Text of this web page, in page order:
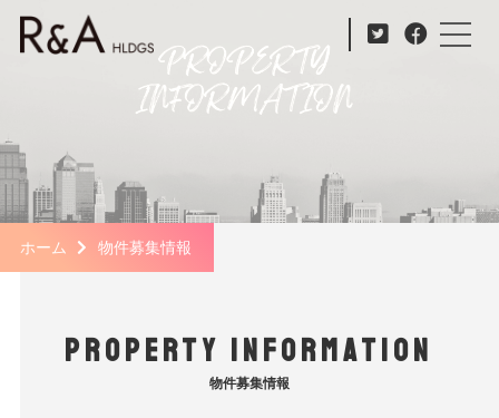
ホーム 物件募集情報
property information
物件募集情報